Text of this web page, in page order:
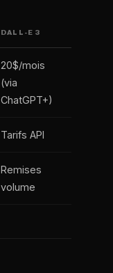
DALL-E 3
20$/mois
(via
ChatGPT+)
Tarifs API
Remises
volume